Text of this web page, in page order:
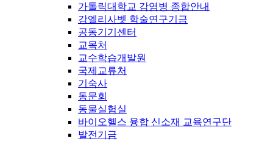
가톨릭대학교 감염병 종합안내
강엘리사벳 학술연구기금
공동기기센터
교목처
교수학습개발원
국제교류처
기숙사
동문회
동물실험실
바이오헬스 융합 신소재 교육연구단
발전기금